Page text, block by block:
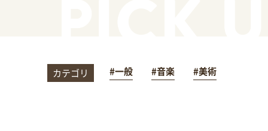
カテゴリ #一般 #音楽 #美術